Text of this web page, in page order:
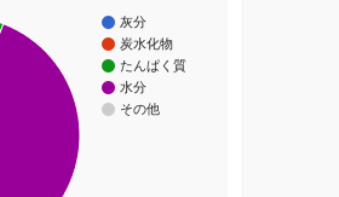
灰分
炭水化物
たんぱく質
水分
その他